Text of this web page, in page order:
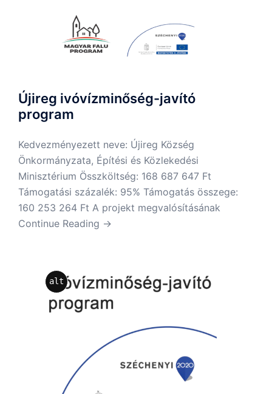
Újireg ivóvízminőség-javító
program
Kedvezményezett neve: Újireg Község
Önkormányzata, Építési és Közlekedési
Minisztérium Összköltség: 168 687 647 Ft
Támogatási százalék: 95% Támogatás összege:
160 253 264 Ft A projekt megvalósításának
Continue Reading →
alt